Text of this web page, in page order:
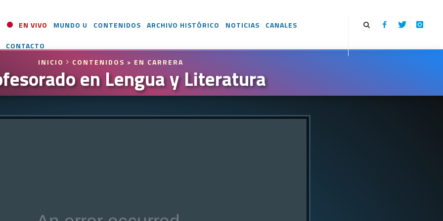
EN VIVO MUNDO U CONTENIDOS ARCHIVO HISTÓRICO NOTICIAS
CANALES
CONTACTO
INICIO
CONTENIDOS > EN CARRERA
en Lengua y Literatura